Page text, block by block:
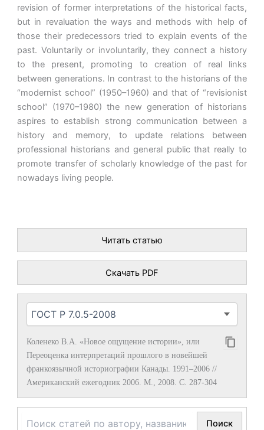
revision of former interpretations of the historical facts,
but in revaluation the ways and methods with help of
those their predecessors tried to explain events of the
past. Voluntarily or involuntarily, they connect a history
to the present, promoting to creation of real links
between generations. In contrast to the historians of the
“modernist school” (1950–1960) and that of “revisionist
school” (1970–1980) the new generation of historians
aspires to establish strong communication between a
history and memory, to update relations between
professional historians and general public that really to
promote transfer of scholarly knowledge of the past for
nowadays living people.
Читать статью
Скачать PDF
Коленеко В.А. «Новое ощущение истории», или
Переоценка интерпретаций прошлого в новейшей
франкоязычной историографии Канады. 1991–2006 //
Американский ежегодник 2006. М., 2008. С. 287-304
Поиск